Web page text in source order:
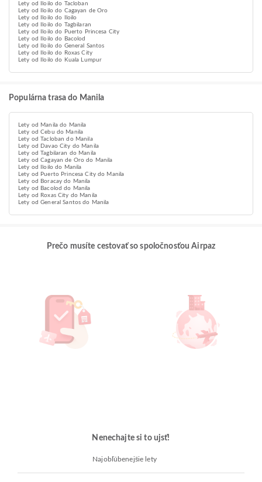
Lety od Iloilo do Tacloban
Lety od Iloilo do Cagayan de Oro
Lety od Iloilo do Iloilo
Lety od Iloilo do Tagbilaran
Lety od Iloilo do Puerto Princesa City
Lety od Iloilo do Bacolod
Lety od Iloilo do General Santos
Lety od Iloilo do Roxas City
Lety od Iloilo do Kuala Lumpur
Populárna trasa do Manila
Lety od Manila do Manila
Lety od Cebu do Manila
Lety od Tacloban do Manila
Lety od Davao City do Manila
Lety od Tagbilaran do Manila
Lety od Cagayan de Oro do Manila
Lety od Iloilo do Manila
Lety od Puerto Princesa City do Manila
Lety od Boracay do Manila
Lety od Bacolod do Manila
Lety od Roxas City do Manila
Lety od General Santos do Manila
Prečo musíte cestovať so spoločnosťou Airpaz
Nenechajte si to ujsť!
Najobľúbenejšie lety